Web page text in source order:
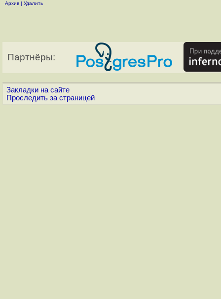
Архив | Удалить
Партнёры:
Закладки на сайте
Проследить за страницей